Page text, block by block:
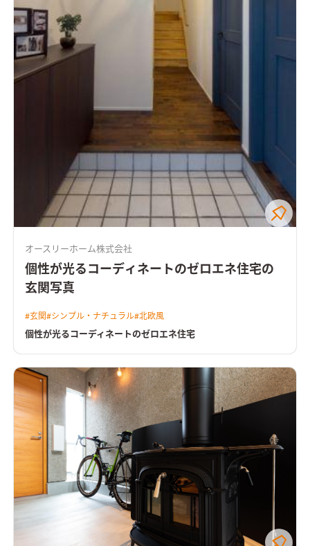
オースリーホーム株式会社
個性が光るコーディネートのゼロエネ住宅の
玄関写真
#玄関#シンプル・ナチュラル#北欧風
個性が光るコーディネートのゼロエネ住宅